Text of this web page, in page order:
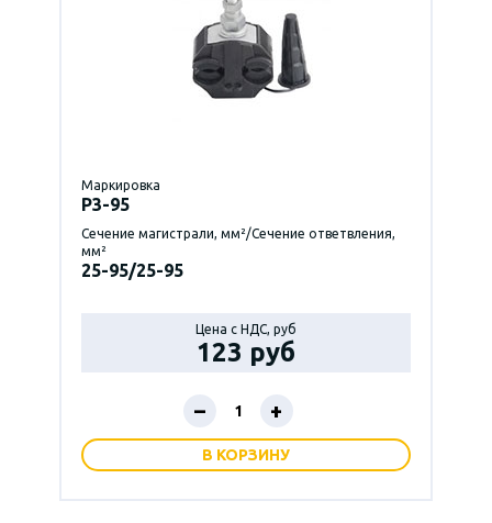
Маркировка
P3-95
Сечение магистрали, мм²/Сечение ответвления,
мм²
25-95/25-95
Цена с НДС, руб
123 руб
– +
В КОРЗИНУ